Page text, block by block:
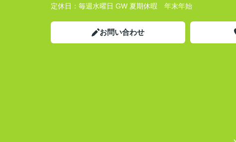
定休日： 毎週水曜日 GW 夏期休暇 年末年始
お問い合わせ